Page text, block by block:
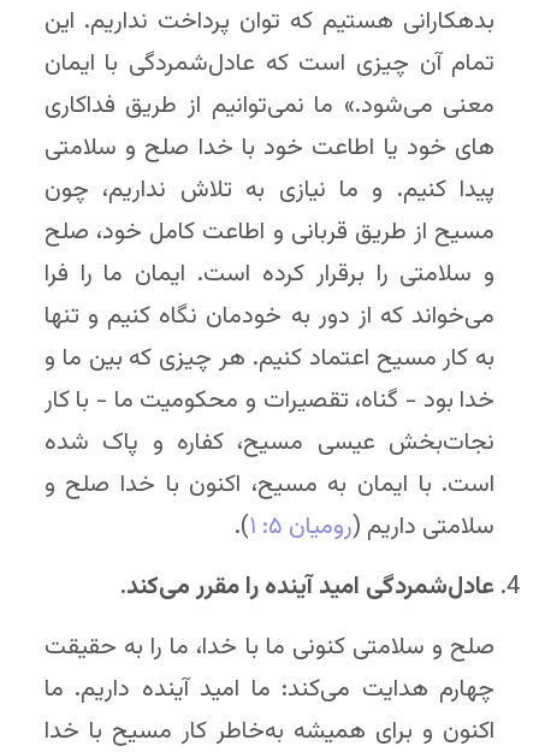
بدهکارانی هستیم که توان پرداخت نداریم. این
تمام آن چیزی است که عادل‌شمردگی با ایمان
معنی می‌شود.» ما نمی‌توانیم از طریق فداکاری
های خود یا اطاعت خود با خدا صلح و سلامتی
پیدا کنیم. و ما نیازی به تلاش نداریم، چون
مسیح از طریق قربانی و اطاعت کامل خود، صلح
و سلامتی را برقرار کرده است. ایمان ما را فرا
می‌خواند که از دور به خودمان نگاه کنیم و تنها
به کار مسیح اعتماد کنیم. هر چیزی که بین ما و
خدا بود - گناه، تقصیرات و محکومیت ما - با کار
نجات‌بخش عیسی مسیح، کفاره و پاک شده
است. با ایمان به مسیح، اکنون با خدا صلح و
سلامتی داریم (رومیان ۵: ۱
).
عادل‌شمردگی امید آینده را مقرر می‌کند.
صلح و سلامتی کنونی ما با خدا، ما را به حقیقت
چهارم هدایت می‌کند: ما امید آینده داریم. ما
اکنون و برای همیشه به‌خاطر کار مسیح با خدا